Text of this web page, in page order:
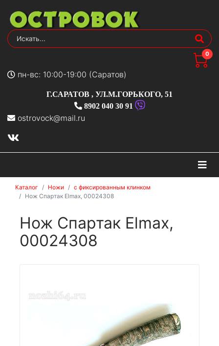
0
пн-вс: 10:00-19:00 (Саратов)
Г.САРАТОВ , УЛ.М.ГОРЬКОГО, 51
8902 040 30 91
ostrovock@mail.ru
Каталог Ножи
с фиксированным клинком
Нож Спартак Elmax, 00024308
Нож Спартак Elmax,
00024308